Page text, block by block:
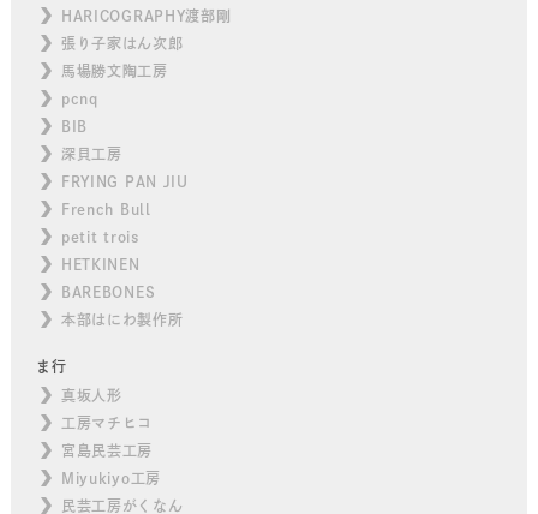
HARICOGRAPHY渡部剛
張り子家はん次郎
馬場勝文陶工房
pcnq
BIB
深貝工房
FRYING PAN JIU
French Bull
petit trois
HETKINEN
BAREBONES
本部はにわ製作所
ま行
真坂人形
工房マチヒコ
宮島民芸工房
Miyukiyo工房
民芸工房がくなん